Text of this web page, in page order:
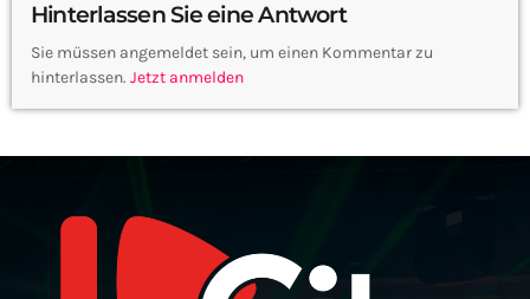
Hinterlassen Sie eine Antwort
Sie müssen angemeldet sein, um einen Kommentar zu
hinterlassen. Jetzt anmelden